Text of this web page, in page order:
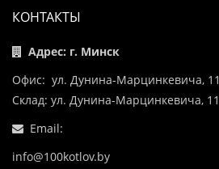
КОНТАКТЫ
Адрес: г. Минск
Офис: ул. Дунина-Марцинкевича, 11
Склад: ул. Дунина-Марцинкевича, 11
Email:
info@100kotlov.by